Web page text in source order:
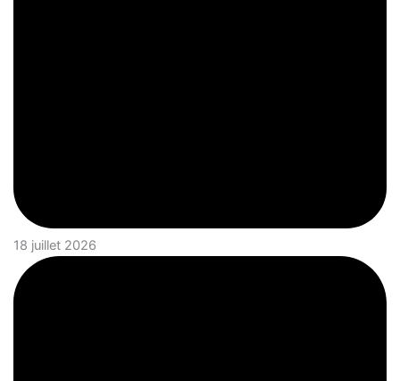
18 juillet 2026